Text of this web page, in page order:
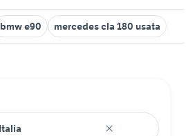
bmw e90 mercedes cla 180 usata